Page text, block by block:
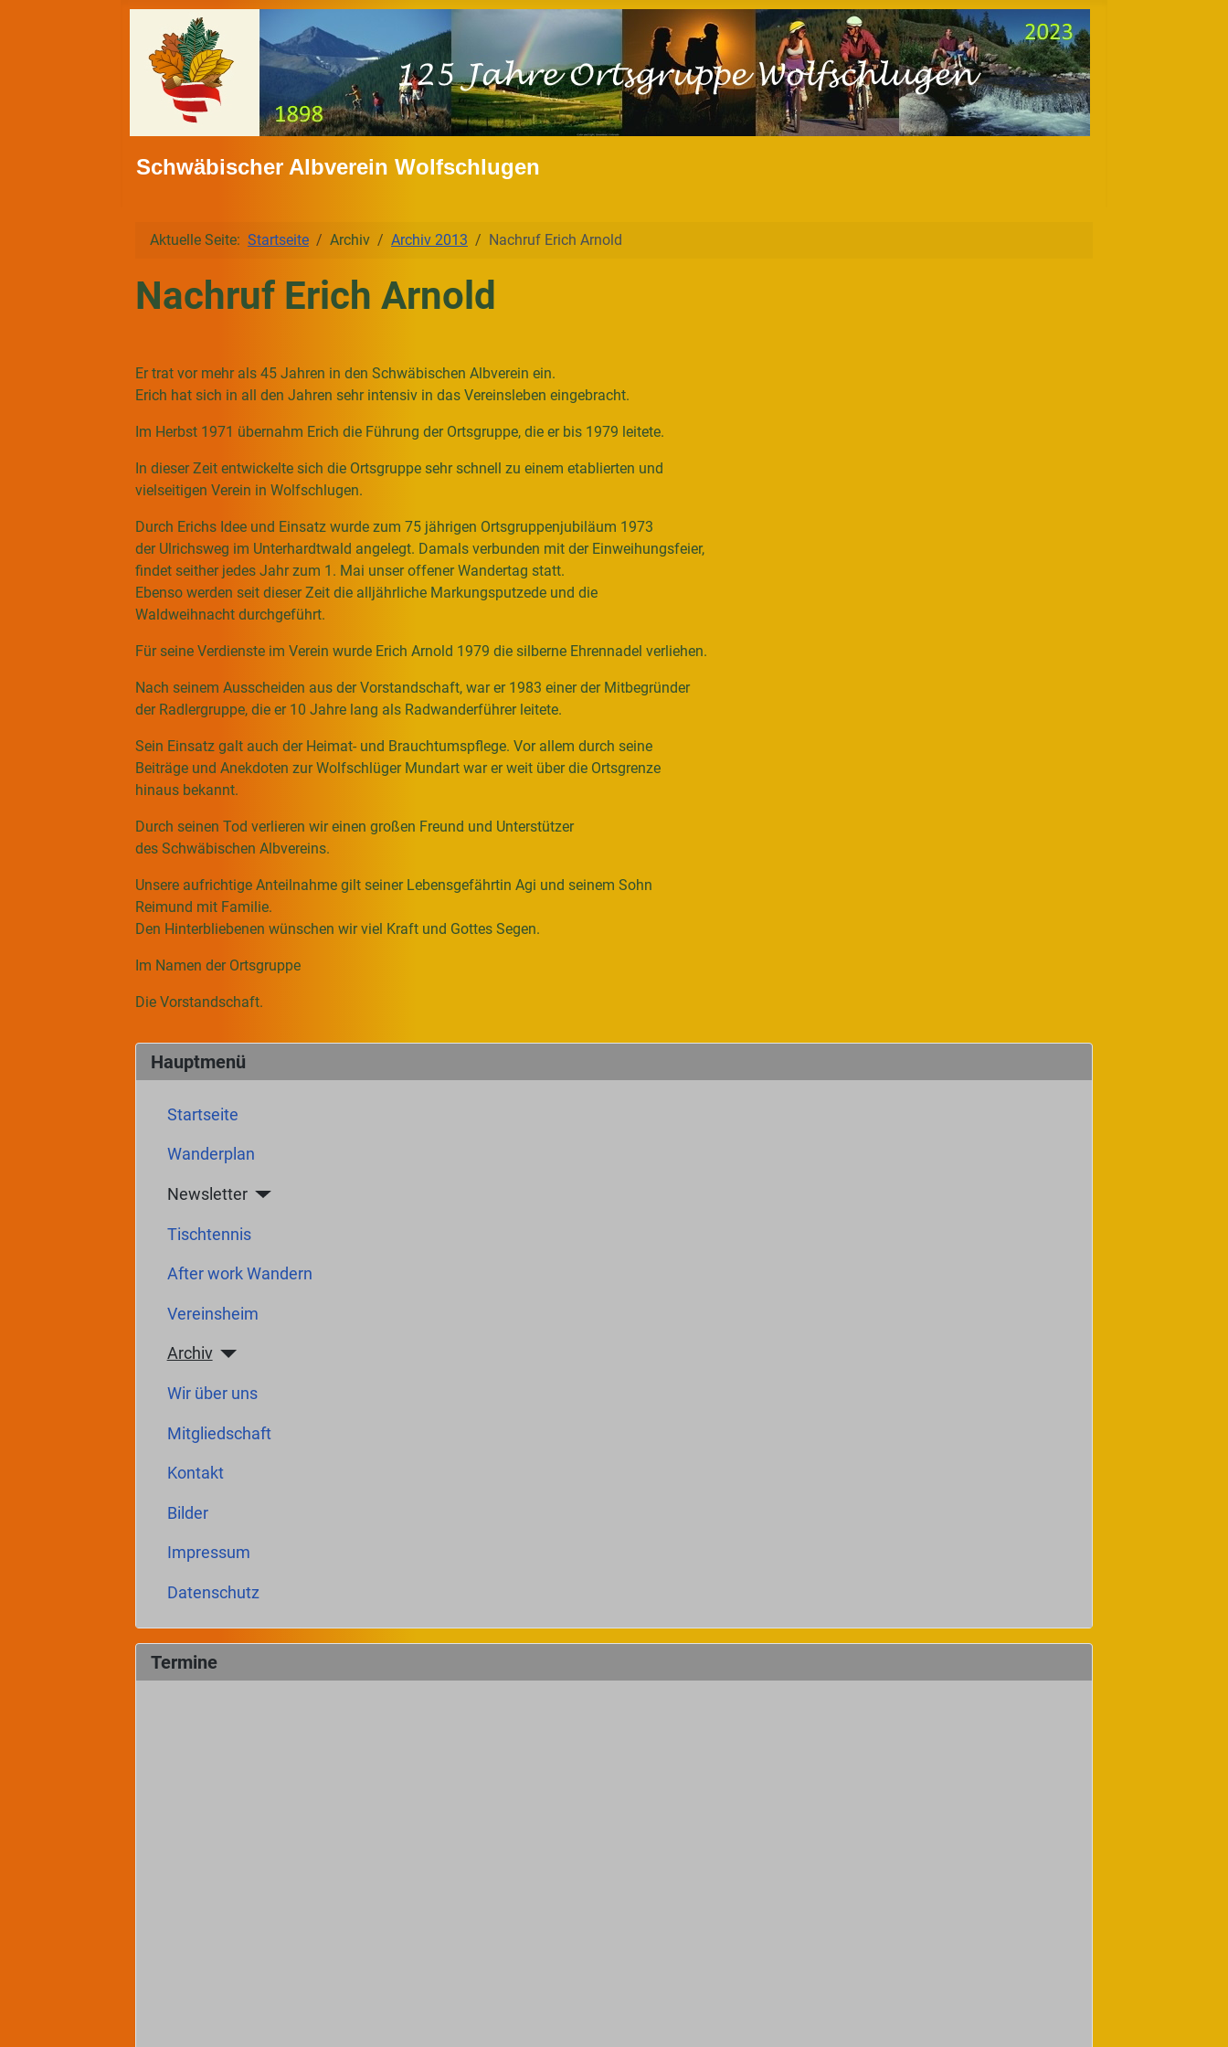
Schwäbischer Albverein Wolfschlugen
Hauptmenü
Startseite
Wanderplan
Newsletter
Tischtennis
After work Wandern
Vereinsheim
Archiv
Wir über uns
Mitgliedschaft
Kontakt
Bilder
Impressum
Datenschutz
Termine
Aktuelle Seite: Startseite Archiv Archiv 2013 Nachruf Erich Arnold
Nachruf Erich Arnold
Er trat vor mehr als 45 Jahren in den Schwäbischen Albverein ein.
Erich hat sich in all den Jahren sehr intensiv in das Vereinsleben eingebracht.
Im Herbst 1971 übernahm Erich die Führung der Ortsgruppe, die er bis 1979 leitete.
In dieser Zeit entwickelte sich die Ortsgruppe sehr schnell zu einem etablierten und
vielseitigen Verein in Wolfschlugen.
Durch Erichs Idee und Einsatz wurde zum 75 jährigen Ortsgruppenjubiläum 1973
der Ulrichsweg im Unterhardtwald angelegt. Damals verbunden mit der Einweihungsfeier,
findet seither jedes Jahr zum 1. Mai unser offener Wandertag statt.
Ebenso werden seit dieser Zeit die alljährliche Markungsputzede und die
Waldweihnacht durchgeführt.
Für seine Verdienste im Verein wurde Erich Arnold 1979 die silberne Ehrennadel verliehen.
Nach seinem Ausscheiden aus der Vorstandschaft, war er 1983 einer der Mitbegründer
der Radlergruppe, die er 10 Jahre lang als Radwanderführer leitete.
Sein Einsatz galt auch der Heimat- und Brauchtumspflege. Vor allem durch seine
Beiträge und Anekdoten zur Wolfschlüger Mundart war er weit über die Ortsgrenze
hinaus bekannt.
Durch seinen Tod verlieren wir einen großen Freund und Unterstützer
des Schwäbischen Albvereins.
Unsere aufrichtige Anteilnahme gilt seiner Lebensgefährtin Agi und seinem Sohn
Reimund mit Familie.
Den Hinterbliebenen wünschen wir viel Kraft und Gottes Segen.
Im Namen der Ortsgruppe
Die Vorstandschaft.